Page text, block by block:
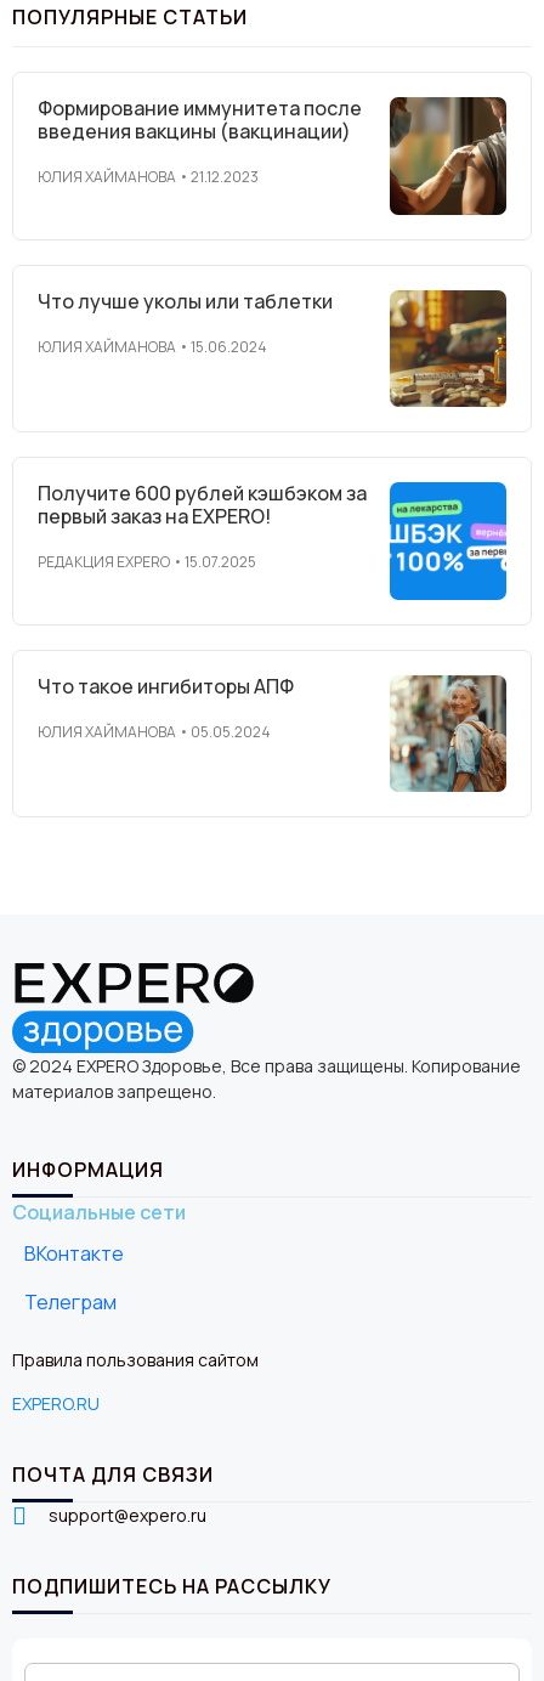
ПОПУЛЯРНЫЕ СТАТЬИ
Формирование иммунитета после
введения вакцины (вакцинации)
ЮЛИЯ ХАЙМАНОВА 21.12.2023
Что лучше уколы или таблетки
ЮЛИЯ ХАЙМАНОВА 15.06.2024
Получите 600 рублей кэшбэком за
первый заказ на EXPERO!
РЕДАКЦИЯ EXPERO 15.07.2025
Что такое ингибиторы АПФ
ЮЛИЯ ХАЙМАНОВА 05.05.2024
© 2024 EXPERO Здоровье, Все права защищены. Копирование
материалов запрещено.
ИНФОРМАЦИЯ
Социальные сети
ВКонтакте
Телеграм
Правила пользования сайтом
EXPERO.RU
ПОЧТА ДЛЯ СВЯЗИ
support@expero.ru
ПОДПИШИТЕСЬ НА РАССЫЛКУ